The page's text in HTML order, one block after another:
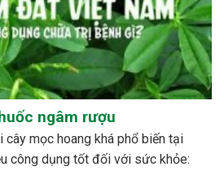
ngâm rượu
mọc hoang khá phổ biến tại
công dụng tốt đối với sức khỏe: